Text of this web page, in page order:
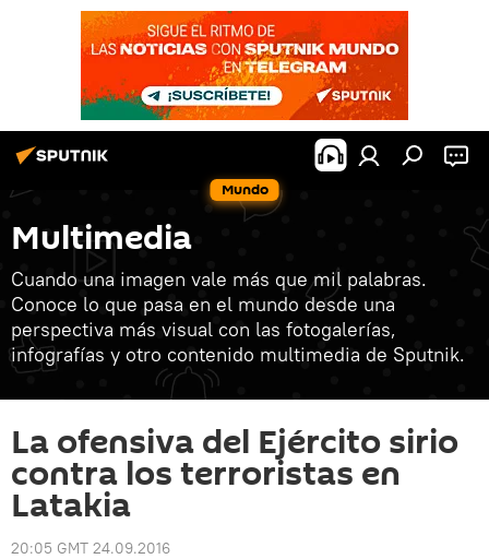
Mundo
Multimedia
Cuando una imagen vale más que mil palabras.
Conoce lo que pasa en el mundo desde una
perspectiva más visual con las fotogalerías,
infografías y otro contenido multimedia de Sputnik.
La ofensiva del Ejército sirio
contra los terroristas en
Latakia
20:05 GMT 24.09.2016